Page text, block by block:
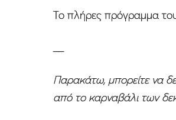
Το πλήρες πρόγραμμα
Παρακάτω, μπορείτε να
από το καρναβάλι των